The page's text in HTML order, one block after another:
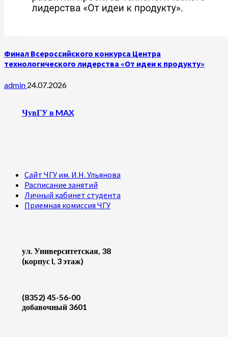
Финал Всероссийского конкурса Центра
технологического лидерства «От идеи к продукту»
admin 24.07.2026
ЧувГУ в MAX
Сайт ЧГУ им. И.Н. Ульянова
Расписание занятий
Личный кабинет студента
Приемная комиссия ЧГУ
ул. Университетская, 38
(корпус I, 3 этаж)
(8352) 45-56-00
добавочный 3601